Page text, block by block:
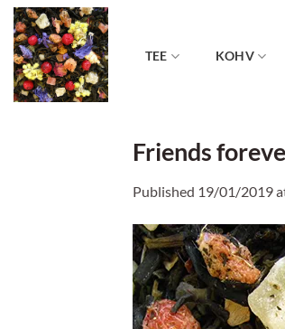
Skip
content
TEE KOHV
Friends
Published 19/01/2019